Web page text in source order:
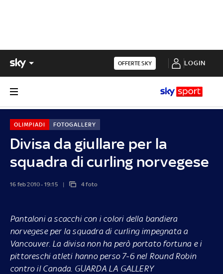
OFFERTE SKY LOGIN
Divisa da giullare per la
squadra di curling norvegese
OLIMPIADI FOTOGALLERY
16 feb 2010 - 19:15 4 foto
Pantaloni a scacchi con i colori della bandiera
norvegese per la squadra di curling impegnata a
Vancouver. La divisa non ha però portato fortuna e i
pittoreschi atleti hanno perso 7-6 nel Round Robin
contro il Canada. GUARDA LA GALLERY